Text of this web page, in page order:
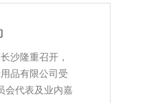
沙隆重召开，
品有限公司受
会代表及业内嘉